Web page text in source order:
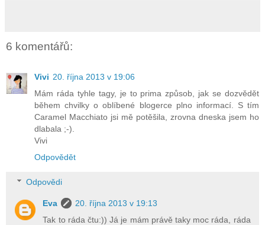
6 komentářů:
Vivi 20. října 2013 v 19:06
Mám ráda tyhle tagy, je to prima způsob, jak se dozvědět
během chvilky o oblíbené blogerce plno informací. S tím
Caramel Macchiato jsi mě potěšila, zrovna dneska jsem ho
dlabala ;-).
Vivi
Odpovědět
Odpovědi
Eva
20. října 2013 v 19:13
Tak to ráda čtu:)) Já je mám právě taky moc ráda, ráda